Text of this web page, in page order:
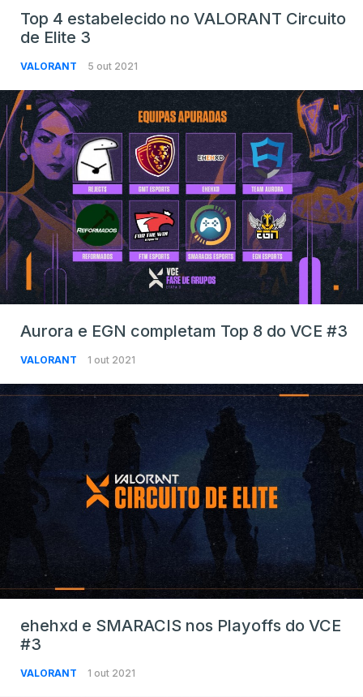
Top 4 estabelecido no VALORANT Circuito
de Elite 3
VALORANT 5 out 2021
Aurora e EGN completam Top 8 do VCE #3
VALORANT 1 out 2021
ehehxd e SMARACIS nos Playoffs do VCE
#3
VALORANT 1 out 2021